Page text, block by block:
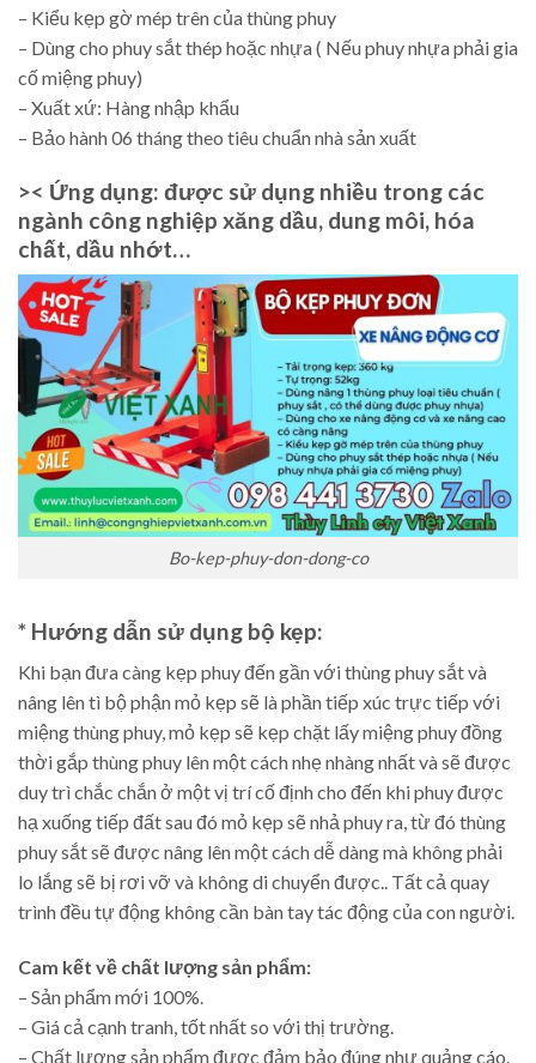
– Kiểu kẹp gờ mép trên của thùng phuy
– Dùng cho phuy sắt thép hoặc nhựa ( Nếu phuy nhựa phải gia
cố miệng phuy)
– Xuất xứ: Hàng nhập khẩu
– Bảo hành 06 tháng theo tiêu chuẩn nhà sản xuất
>< Ứng dụng: được sử dụng nhiều trong các
ngành công nghiệp xăng dầu, dung môi, hóa
chất, dầu nhớt…
Bo-kep-phuy-don-dong-co
* Hướng dẫn sử dụng bộ kẹp:
Khi bạn đưa càng kẹp phuy đến gần với thùng phuy sắt và
nâng lên tì bộ phận mỏ kẹp sẽ là phần tiếp xúc trực tiếp với
miệng thùng phuy, mỏ kẹp sẽ kẹp chặt lấy miệng phuy đồng
thời gắp thùng phuy lên một cách nhẹ nhàng nhất và sẽ được
duy trì chắc chắn ở một vị trí cố định cho đến khi phuy được
hạ xuống tiếp đất sau đó mỏ kẹp sẽ nhả phuy ra, từ đó thùng
phuy sắt sẽ được nâng lên một cách dễ dàng mà không phải
lo lắng sẽ bị rơi vỡ và không di chuyển được.. Tất cả quay
trình đều tự động không cần bàn tay tác động của con người.
Cam kết về chất lượng sản phẩm:
– Sản phẩm mới 100%.
– Giá cả cạnh tranh, tốt nhất so với thị trường.
– Chất lượng sản phẩm được đảm bảo đúng như quảng cáo.